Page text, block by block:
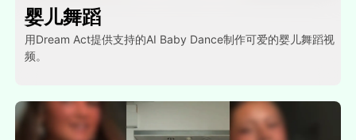
婴儿舞蹈
用Dream Act提供支持的AI Baby Dance制作可爱的婴儿舞蹈视
频。